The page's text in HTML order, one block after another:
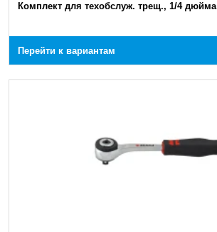
Комплект для техобслуж. трещ., 1/4 дюйма
Перейти к вариантам